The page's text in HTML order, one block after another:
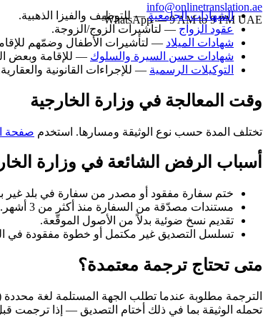
info@onlinetranslation.ae
WhatsApp — 9 AM to 9 PM UAE
الشهادات الجامعية— للتوظيف والفيزا الذهبية.
عقود الزواج — لتأشيرات الزوج/الزوجة.
شهادات الميلاد — لتأشيرات الأطفال وضمّهم
شهادات حسن السيرة والسلوك — للإقامة وبعض
التوكيلات الرسمية — للإجراءات القانونية
وقت المعالجة في وزارة الخارجية
تختلف المدة حسب نوع الوثيقة ومسارها. استخدم صفحة
أسباب الرفض الشائعة في وزارة
ختم سفارة مفقود أو مصدر من سفارة في بلد غير
مستندات مصدّقة من السفارة منذ أكثر من 3 أشهر.
تقديم نسخ ضوئية بدلاً من الأصول الموقّعة.
تسلسل التصديق غير مكتمل أو خطوة مفقودة في
متى تحتاج ترجمة معتمدة؟
الترجمة مطلوبة عندما تطلب الجهة المستلمة لغة محددة
تحمله الوثيقة بما في ذلك أختام التصديق — إذا ترجمت